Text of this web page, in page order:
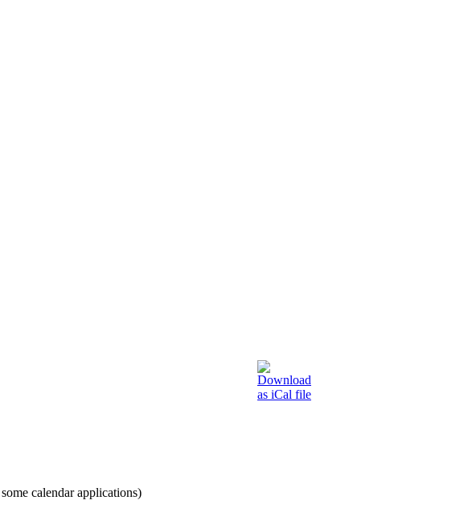
calendar applications)